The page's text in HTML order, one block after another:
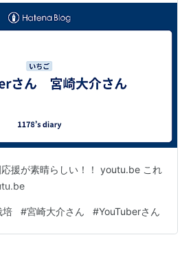
援が素晴らしい！！ youtu.be これ
培 #宮崎大介さん #YouTuberさん